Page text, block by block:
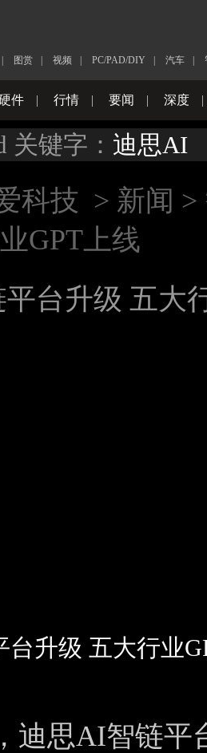
图赏 视频 PC/PAD/DIY 汽车
件 | 行情 | 要闻 | 深度 |
关键字： 迪思AI
科技 > 新闻 >
GPT上线
升级 五大行业
迪思AI智链平